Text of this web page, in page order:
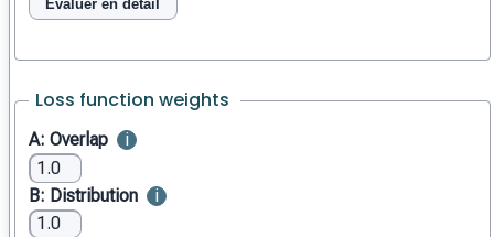
Évaluer en détail
Loss function weights
A: Overlap
B: Distribution